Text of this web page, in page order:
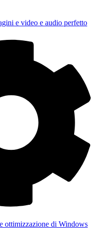
e video e audio perfetto
ottimizzazione di Windows